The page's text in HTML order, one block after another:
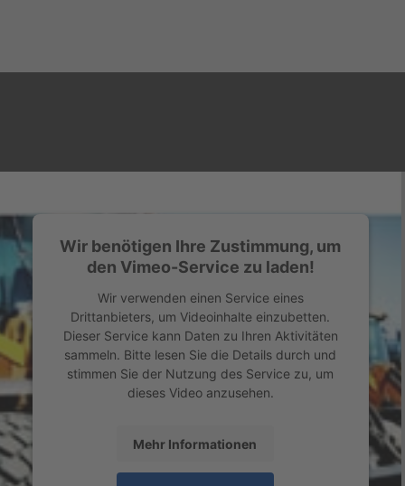
Wir benötigen Ihre Zustimmung, um
den Vimeo-Service zu laden!
Wir verwenden einen Service eines
Drittanbieters, um Videoinhalte einzubetten.
Dieser Service kann Daten zu Ihren Aktivitäten
sammeln. Bitte lesen Sie die Details durch und
stimmen Sie der Nutzung des Service zu, um
dieses Video anzusehen.
Mehr Informationen